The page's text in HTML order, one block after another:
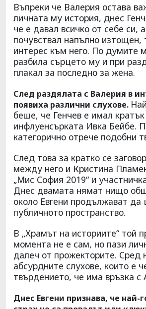
Въпреки че Валерия остава
личната му история, днес
че е давал всичко от себе си,
почувствал напълно изтощен,
интерес към него. По думите
разбила сърцето му и при
плакал за последно за жена.
След раздялата с Валерия в
появиха различни слухове.
беше, че Генчев е имал
инфлуенсърката Ивка Бейбе.
категорично отрече подобни
След това за кратко се
между него и Кристина
„Мис София 2019“ и
Днес двамата нямат нищо
около Евгени продължават да
публичното пространство.
В „Храмът на историите“ той
момента не е сам, но пази
далеч от прожекторите. Сред
абсурдните слухове, които е
твърдението, че има връзка с
Днес Евгени признава, че най-